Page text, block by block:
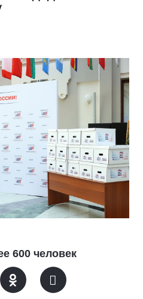
600 человек